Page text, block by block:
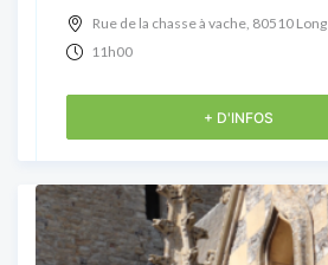
Rue de la chasse à vache, 80510 Long
11h00
+ D'INFOS